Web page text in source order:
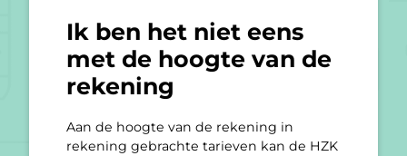
Ik ben het niet eens
met de hoogte van de
rekening
Aan de hoogte van de rekening in
rekening gebrachte tarieven kan de HZK